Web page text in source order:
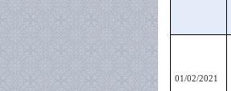
01/02/2021